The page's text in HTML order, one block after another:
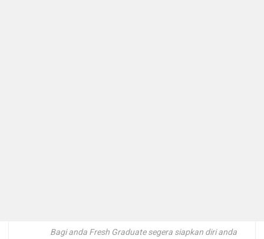
Bagi anda Fresh Graduate segera siapkan diri anda